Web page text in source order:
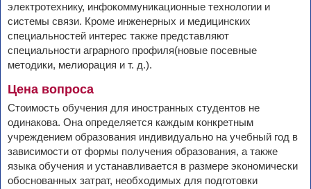
электротехнику, инфокоммуникационные технологии и
системы связи. Кроме инженерных и медицинских
специальностей интерес также представляют
специальности аграрного профиля(новые посевные
методики, мелиорация и т. д.).
Цена вопроса
Стоимость обучения для иностранных студентов не
одинакова. Она определяется каждым конкретным
учреждением образования индивидуально на учебный год в
зависимости от формы получения образования, а также
языка обучения и устанавливается в размере экономически
обоснованных затрат, необходимых для подготовки